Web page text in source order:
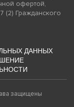
офертой,
(2) Гражданского
ДАННЫХ
защищены